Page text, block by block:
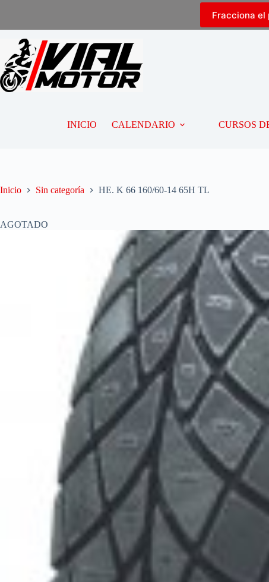
Fracciona el
INICIO CALENDARIO CURSOS
Inicio Sin categoría HE. K 66 160/60-14 65H TL
AGOTADO